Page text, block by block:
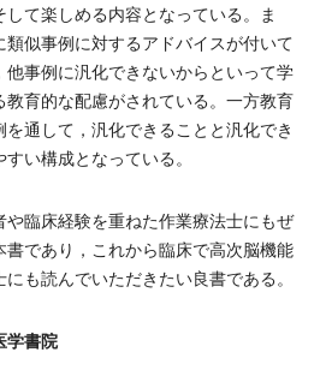
て楽しめる内容となっている。ま
似事例に対するアドバイスが付いて
他事例に汎化できないからといって学
育的な配慮がされている。一方教育
通して，汎化できることと汎化でき
い構成となっている。
臨床経験を重ねた作業療法士にもぜ
であり，これから臨床で高次脳機能
も読んでいただきたい良書である。
学書院